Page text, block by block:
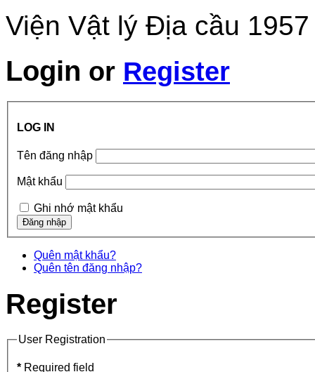
Viện Vật lý Địa cầu
Login or Register
LOG IN
Tên đăng nhập
Mật khẩu
Ghi nhớ mật khẩu
Quên mật khẩu?
Quên tên đăng nhập?
Register
User Registration
* Required field